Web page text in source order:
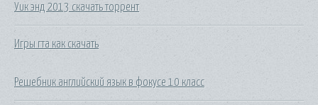
Уик энд 2013 скачать торрент
Игры гта как скачать
Решебник английский язык в фокусе 10 класс